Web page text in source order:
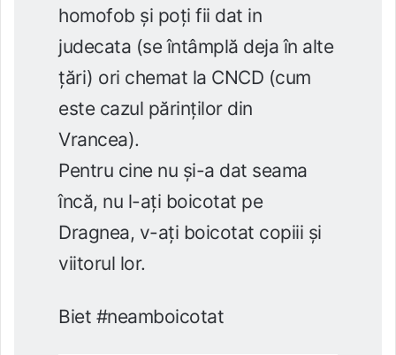
homofob și poți fii dat in
judecata (se întâmplă deja în alte
țări) ori chemat la CNCD (cum
este cazul părinților din
Vrancea).
Pentru cine nu și-a dat seama
încă, nu l-ați boicotat pe
Dragnea, v-ați boicotat copiii și
viitorul lor.
Biet #neamboicotat